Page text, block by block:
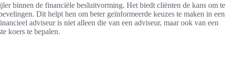
binnen de financiële besluitvorming. Het biedt cliënten de kans om te
Dit helpt hen om beter geïnformeerde keuzes te maken in een
adviseur is niet alleen die van een adviseur, maar ook van een
koers te bepalen.